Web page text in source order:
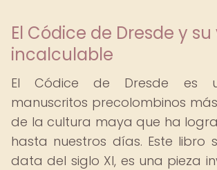
El Códice de Dresde y
incalculable
El Códice de Dresde es
manuscritos precolombinos
de la cultura maya que ha
hasta nuestros días. Este libro
data del siglo XI, es una pieza